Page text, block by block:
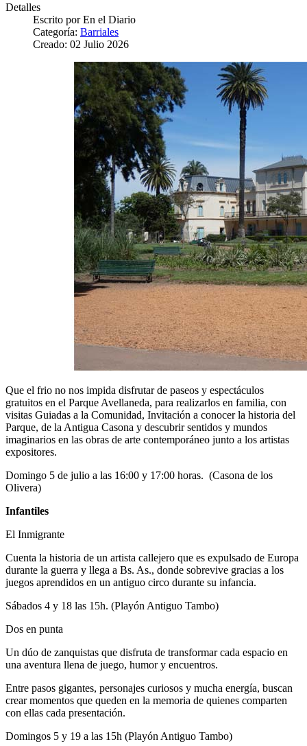
Detalles
Escrito porEn el Diario
Categoría: Barriales
Creado: 02 Julio 2026
Que el frio no nos impida disfrutar de paseos y espectáculos
gratuitos en el Parque Avellaneda, para realizarlos en familia, con
visitas Guiadas a la Comunidad, Invitación a conocer la historia del
Parque, de la Antigua Casona y descubrir sentidos y mundos
imaginarios en las obras de arte contemporáneo junto a los artistas
expositores.
Domingo 5 de julio a las 16:00 y 17:00 horas. (Casona de los
Olivera)
Infantiles
El Inmigrante
Cuenta la historia de un artista callejero que es expulsado de Europa
durante la guerra y llega a Bs. As., donde sobrevive gracias a los
juegos aprendidos en un antiguo circo durante su infancia.
Sábados 4 y 18 las 15h. (Playón Antiguo Tambo)
Dos en punta
Un dúo de zanquistas que disfruta de transformar cada espacio en
una aventura llena de juego, humor y encuentros.
Entre pasos gigantes, personajes curiosos y mucha energía, buscan
crear momentos que queden en la memoria de quienes comparten
con ellas cada presentación.
Domingos 5 y 19 a las 15h (Playón Antiguo Tambo)